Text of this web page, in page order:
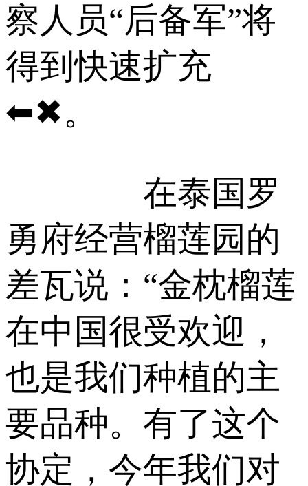
察人员“后备军”将
得到快速扩充
⬅✖。
在泰国罗
勇府经营榴莲园的
差瓦说：“金枕榴莲
在中国很受欢迎，
也是我们种植的主
要品种。有了这个
协定，今年我们对